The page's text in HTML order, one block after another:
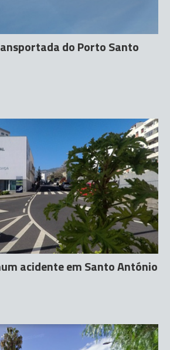
do Porto Santo
acidente em Santo António